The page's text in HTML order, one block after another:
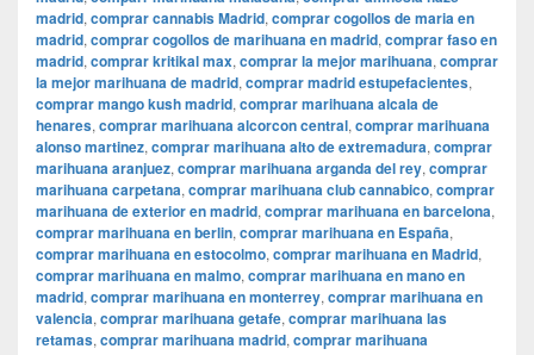
madrid, comprar cannabis Madrid, comprar cogollos de maria en
madrid, comprar cogollos de marihuana en madrid, comprar faso en
madrid, comprar kritikal max, comprar la mejor marihuana, comprar
la mejor marihuana de madrid, comprar madrid estupefacientes,
comprar mango kush madrid, comprar marihuana alcala de
henares, comprar marihuana alcorcon central, comprar marihuana
alonso martinez, comprar marihuana alto de extremadura, comprar
marihuana aranjuez, comprar marihuana arganda del rey, comprar
marihuana carpetana, comprar marihuana club cannabico, comprar
marihuana de exterior en madrid, comprar marihuana en barcelona,
comprar marihuana en berlin, comprar marihuana en España,
comprar marihuana en estocolmo, comprar marihuana en Madrid,
comprar marihuana en malmo, comprar marihuana en mano en
madrid, comprar marihuana en monterrey, comprar marihuana en
valencia, comprar marihuana getafe, comprar marihuana las
retamas, comprar marihuana madrid, comprar marihuana